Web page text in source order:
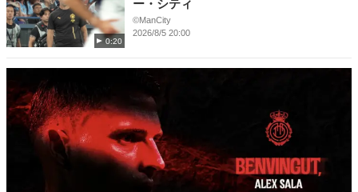
0:20
ー・シティ
©ManCity
2026/8/5 20:00